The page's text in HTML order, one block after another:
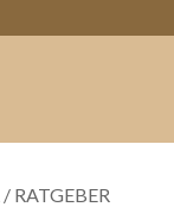
/ RATGEBER